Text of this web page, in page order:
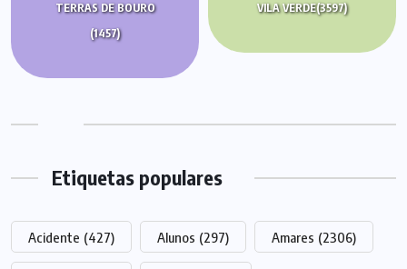
TERRAS DE BOURO
(1457)
VILA VERDE(3597)
Etiquetas populares
Acidente (427) Alunos (297) Amares (2306)